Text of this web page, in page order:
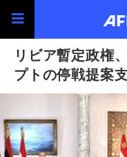
リビア暫定政権
プトの停戦提案